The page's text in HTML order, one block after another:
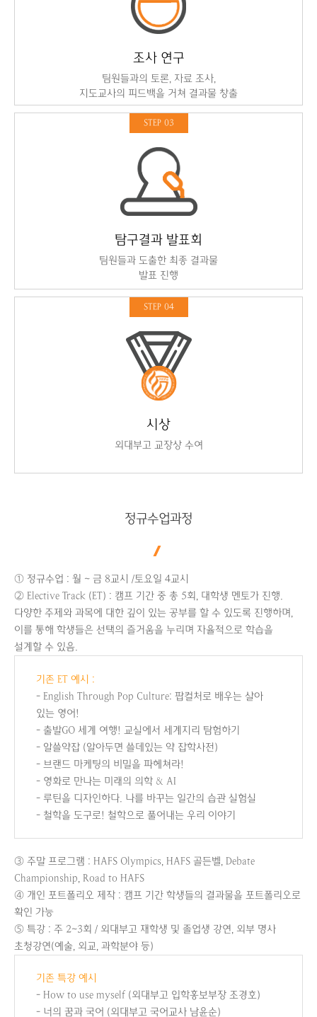
조사 연구
팀원들과의 토론, 자료 조사,
지도교사의 피드백을 거쳐 결과물 창출
STEP 03
탐구결과 발표회
팀원들과 도출한 최종 결과물
발표 진행
STEP 04
시상
외대부고 교장상 수여
정규수업과정
① 정규수업 : 월 ~ 금 8교시 /토요일 4교시
② Elective Track (ET) : 캠프 기간 중 총 5회, 대학생 멘토가 진행.
다양한 주제와 과목에 대한 깊이 있는 공부를 할 수 있도록 진행하며,
이를 통해 학생들은 선택의 즐거움을 누리며 자율적으로 학습을
설계할 수 있음.
기존 ET 예시 :
- English Through Pop Culture: 팝컬처로 배우는 살아
있는 영어!
- 출발GO 세계 여행! 교실에서 세계지리 탐험하기
- 알쓸약잡 (알아두면 쓸데있는 약 잡학사전)
- 브랜드 마케팅의 비밀을 파헤쳐라!
- 영화로 만나는 미래의 의학 & AI
- 루틴을 디자인하다. 나를 바꾸는 일간의 습관 실험실
- 철학을 도구로! 철학으로 풀어내는 우리 이야기
③ 주말 프로그램 : HAFS Olympics, HAFS 골든벨, Debate
Championship, Road to HAFS
④ 개인 포트폴리오 제작 : 캠프 기간 학생들의 결과물을 포트폴리오로
확인 가능
⑤ 특강 : 주 2~3회 / 외대부고 재학생 및 졸업생 강연, 외부 명사
초청강연(예술, 외교, 과학분야 등)
기존 특강 예시
- How to use myself (외대부고 입학홍보부장 조경호)
- 너의 꿈과 국어 (외대부고 국어교사 남윤순)